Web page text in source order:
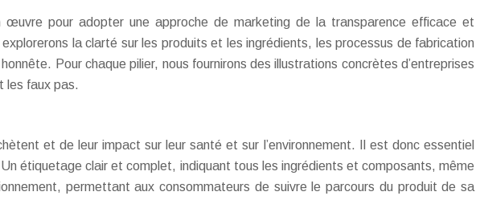
pour adopter une approche de marketing de la transparence efficace et
la clarté sur les produits et les ingrédients, les processus de fabrication
Pour chaque pilier, nous fournirons des illustrations concrètes d’entreprises
les faux pas.
et de leur impact sur leur santé et sur l’environnement. Il est donc essentiel
étiquetage clair et complet, indiquant tous les ingrédients et composants, même
permettant aux consommateurs de suivre le parcours du produit de sa